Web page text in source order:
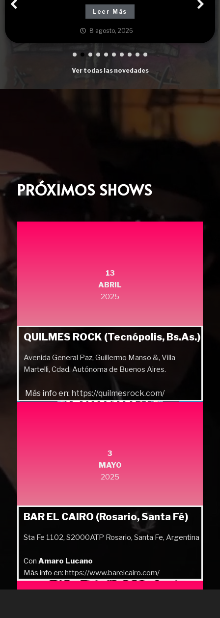
Leer Más
8 agosto, 2026
Ver todas las novedades
PRÓXIMOS SHOWS
13
ABRIL
2025
QUILMES ROCK (Tecnópolis, Bs.As.)
Avenida General Paz, Guillermo Manso &, Villa
Martelli, Cdad. Autónoma de Buenos Aires.
Más info en: https://quilmesrock.com/
3
MAYO
2025
BAR EL CAIRO (Rosario, Santa Fé)
Sta Fe 1102, S2000ATP Rosario, Santa Fe, Argentina
Con Amaro Lucano
Más info en: https://www.barelcairo.com/